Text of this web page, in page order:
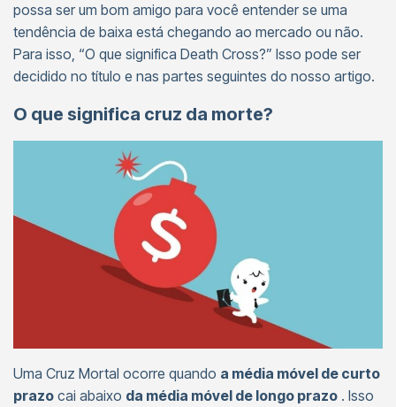
possa ser um bom amigo para você entender se uma
tendência de baixa está chegando ao mercado ou não.
Para isso, “O que significa Death Cross?” Isso pode ser
decidido no título e nas partes seguintes do nosso artigo.
O que significa cruz da morte?
Uma Cruz Mortal ocorre quando a média móvel de curto
prazo cai abaixo da média móvel de longo prazo . Isso